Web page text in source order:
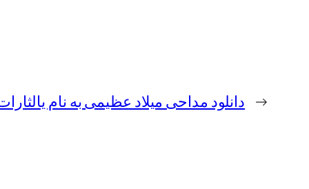
← دانلود مداحی میلاد عظیمی به نام